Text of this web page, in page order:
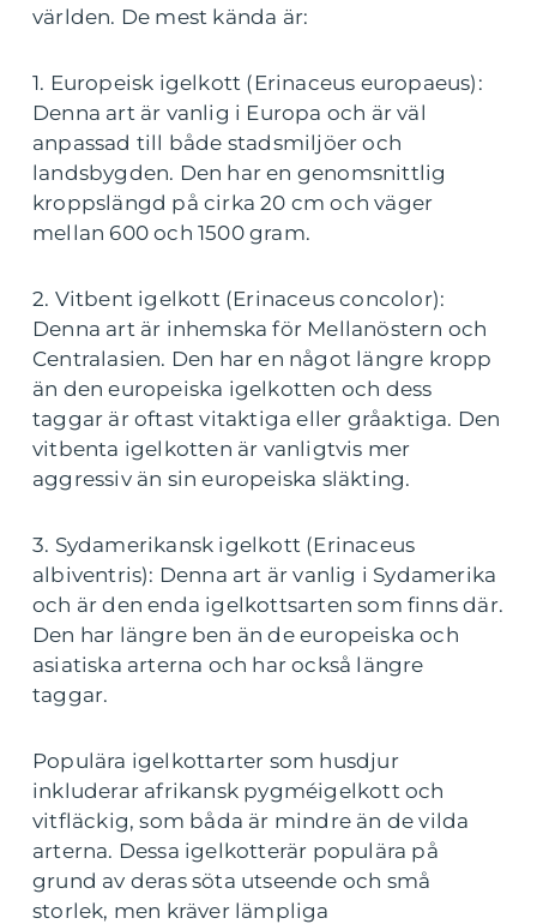
världen. De mest kända är:
1. Europeisk igelkott (Erinaceus europaeus):
Denna art är vanlig i Europa och är väl
anpassad till både stadsmiljöer och
landsbygden. Den har en genomsnittlig
kroppslängd på cirka 20 cm och väger
mellan 600 och 1500 gram.
2. Vitbent igelkott (Erinaceus concolor):
Denna art är inhemska för Mellanöstern och
Centralasien. Den har en något längre kropp
än den europeiska igelkotten och dess
taggar är oftast vitaktiga eller gråaktiga. Den
vitbenta igelkotten är vanligtvis mer
aggressiv än sin europeiska släkting.
3. Sydamerikansk igelkott (Erinaceus
albiventris): Denna art är vanlig i Sydamerika
och är den enda igelkottsarten som finns där.
Den har längre ben än de europeiska och
asiatiska arterna och har också längre
taggar.
Populära igelkottarter som husdjur
inkluderar afrikansk pygméigelkott och
vitfläckig, som båda är mindre än de vilda
arterna. Dessa igelkotterär populära på
grund av deras söta utseende och små
storlek, men kräver lämpliga